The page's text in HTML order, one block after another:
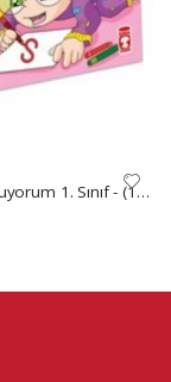
Yaşasın Okuyorum 1. Sınıf - (10 Kitap Set)